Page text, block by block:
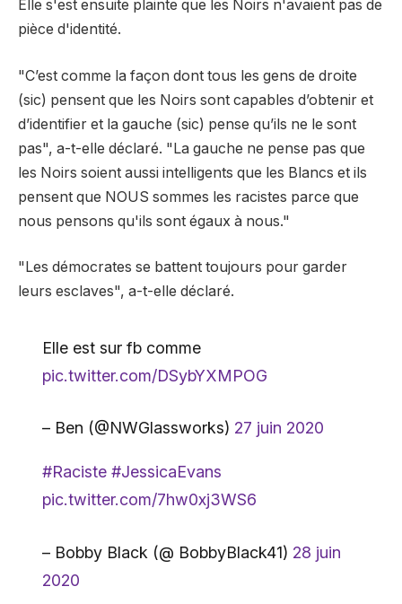
Elle s'est ensuite plainte que les Noirs n'avaient pas de
pièce d'identité.
"C’est comme la façon dont tous les gens de droite
(sic) pensent que les Noirs sont capables d’obtenir et
d’identifier et la gauche (sic) pense qu’ils ne le sont
pas", a-t-elle déclaré. "La gauche ne pense pas que
les Noirs soient aussi intelligents que les Blancs et ils
pensent que NOUS sommes les racistes parce que
nous pensons qu'ils sont égaux à nous."
"Les démocrates se battent toujours pour garder
leurs esclaves", a-t-elle déclaré.
Elle est sur fb comme
pic.twitter.com/DSybYXMPOG
– Ben (@NWGlassworks) 27 juin 2020
#Raciste #JessicaEvans
pic.twitter.com/7hw0xj3WS6
– Bobby Black (@ BobbyBlack41) 28 juin
2020